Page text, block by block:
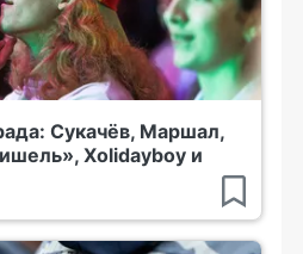
Сукачёв, Маршал,
Xolidayboy и